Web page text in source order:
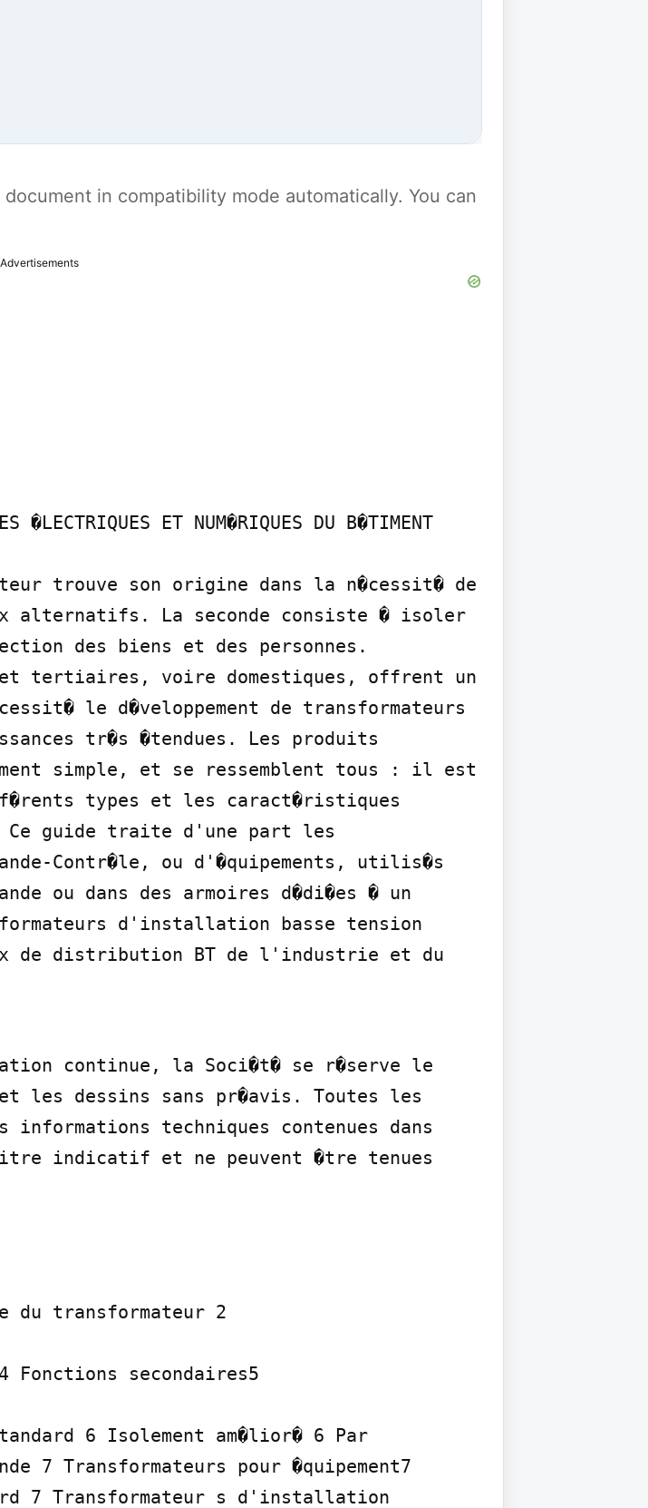
in compatibility mode automatically. You can
Advertisements
�LECTRIQUES ET NUM�RIQUES DU B�TIMENT
trouve son origine dans la n�cessit� de
alternatifs. La seconde consiste � isoler
des biens et des personnes.
tertiaires, voire domestiques, offrent un
le d�veloppement de transformateurs
tr�s �tendues. Les produits
simple, et se ressemblent tous : il est
types et les caract�ristiques
Ce guide traite d'une part les
Contr�le, ou d'�quipements, utilis�s
ou dans des armoires d�di�es � un
d'installation basse tension
de distribution BT de l'industrie et du
continue, la Soci�t� se r�serve le
dessins sans pr�avis. Toutes les
techniques contenues dans
indicatif et ne peuvent �tre tenues
du transformateur 2
Fonctions secondaires5
6 Isolement am�lior� 6 Par
7 Transformateurs pour �quipement7
7 Transformateur s d'installation